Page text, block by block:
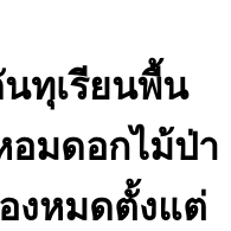
ทุเรียนพื้น
อมดอกไม้ป่า
งหมดตั้งแต่